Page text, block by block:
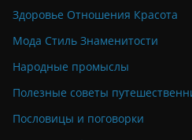
Здоровье Отношения Красота
Мода Стиль Знаменитости
Народные промыслы
Полезные советы
Пословицы и поговорки